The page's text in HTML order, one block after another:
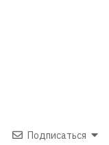
Подписаться